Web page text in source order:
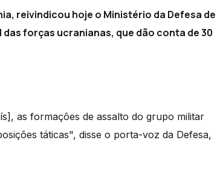
reivindicou hoje o Ministério da Defesa de
forças ucranianas, que dão conta de 30
as formações de assalto do grupo militar
táticas", disse o porta-voz da Defesa,